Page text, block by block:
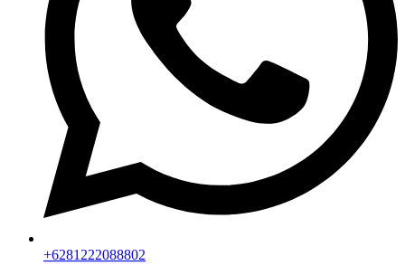
+6281222088802